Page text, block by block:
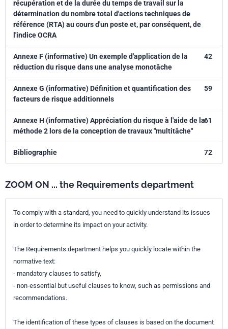
récupération et de la durée du temps de travail sur la
détermination du nombre total d'actions techniques de
référence (RTA) au cours d'un poste et, par conséquent, de
l'indice OCRA
Annexe F (informative) Un exemple d'application de la
réduction du risque dans une analyse monotâche
42
Annexe G (informative) Définition et quantification des
facteurs de risque additionnels
59
Annexe H (informative) Appréciation du risque à l'aide de la
méthode 2 lors de la conception de travaux "multitâche"
61
Bibliographie 72
ZOOM ON ... the Requirements department
To comply with a standard, you need to quickly understand its issues
in order to determine its impact on your activity.
The Requirements department helps you quickly locate within the
normative text:
- mandatory clauses to satisfy,
- non-essential but useful clauses to know, such as permissions and
recommendations.
The identification of these types of clauses is based on the document